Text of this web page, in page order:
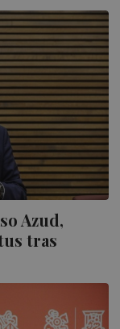
Azud,
tras